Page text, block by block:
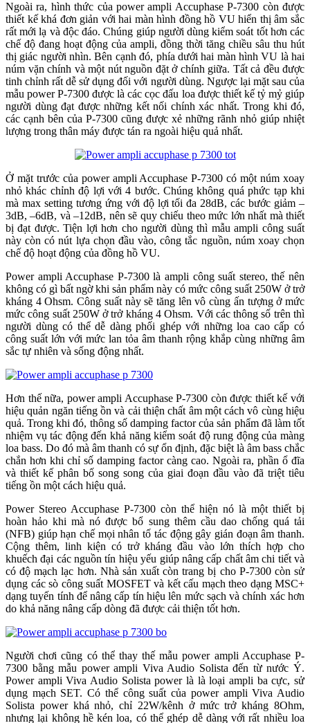
Ngoài ra, hình thức của power ampli Accuphase P-7300 còn được
thiết kế khá đơn giản với hai màn hình đồng hồ VU hiển thị âm sắc
rất mới lạ và độc đáo. Chúng giúp người dùng kiểm soát tốt hơn các
chế độ đang hoạt động của ampli, đồng thời tăng chiều sâu thu hút
thị giác người nhìn. Bên cạnh đó, phía dưới hai màn hình VU là hai
núm vặn chính và một nút nguồn đặt ở chính giữa. Tất cả đều được
tinh chỉnh rất dễ sử dụng đối với người dùng. Ngược lại mặt sau của
mẫu power P-7300 được là các cọc đấu loa được thiết kế tỷ mỷ giúp
người dùng đạt được những kết nối chính xác nhất. Trong khi đó,
các cạnh bên của P-7300 cũng được xẻ những rãnh nhỏ giúp nhiệt
lượng trong thân máy được tán ra ngoài hiệu quả nhất.
Ở mặt trước của power ampli Accuphase P-7300 có một núm xoay
nhỏ khác chỉnh độ lợi với 4 bước. Chúng không quá phức tạp khi
mà max setting tương ứng với độ lợi tối đa 28dB, các bước giảm –
3dB, –6dB, và –12dB, nên sẽ quy chiếu theo mức lớn nhất mà thiết
bị đạt được. Tiện lợi hơn cho người dùng thì mẫu ampli công suất
này còn có nút lựa chọn đầu vào, công tắc nguồn, núm xoay chọn
chế độ hoạt động của đồng hồ VU.
Power ampli Accuphase P-7300 là ampli công suất stereo, thế nên
không có gì bất ngờ khi sản phẩm này có mức công suất 250W ở trở
kháng 4 Ohsm. Công suất này sẽ tăng lên vô cùng ấn tượng ở mức
mức công suất 250W ở trở kháng 4 Ohsm. Với các thông số trên thì
người dùng có thể dễ dàng phối ghép với những loa cao cấp có
công suất lớn với mức lan tỏa âm thanh rộng khắp cùng những âm
sắc tự nhiên và sống động nhất.
Hơn thế nữa, power ampli Accuphase P-7300 còn được thiết kế với
hiệu quản ngăn tiếng ồn và cải thiện chất âm một cách vô cùng hiệu
quả. Trong khi đó, thông số damping factor của sản phẩm đã làm tốt
nhiệm vụ tác động đến khả năng kiểm soát độ rung động của màng
loa bass. Do đó mà âm thanh có sự ổn định, đặc biệt là âm bass chắc
chắn hơn khi chỉ số damping factor càng cao. Ngoài ra, phần ổ đĩa
và thiết kế phân bố song song của giai đoạn đầu vào đã triệt tiêu
tiếng ồn một cách hiệu quả.
Power Stereo Accuphase P-7300 còn thể hiện nó là một thiết bị
hoàn hảo khi mà nó được bổ sung thêm cầu dao chống quá tải
(NFB) giúp hạn chế mọi nhân tố tác động gây gián đoạn âm thanh.
Cộng thêm, linh kiện có trở kháng đầu vào lớn thích hợp cho
khuếch đại các nguồn tín hiệu yếu giúp nâng cấp chất âm chi tiết và
có độ mạch lạc hơn. Nhà sản xuất còn trang bị cho P-7300 còn sử
dụng các sò công suất MOSFET và kết cấu mạch theo dạng MSC+
dạng tuyến tính để nâng cấp tín hiệu lên mức sạch và chính xác hơn
do khả năng nâng cấp dòng đã được cải thiện tốt hơn.
Người chơi cũng có thể thay thế mẫu power ampli Accuphase P-
7300 bằng mẫu power ampli Viva Audio Solista đến từ nước Ý.
Power ampli Viva Audio Solista power là là loại ampli ba cực, sử
dụng mạch SET. Có thể công suất của power ampli Viva Audio
Solista power khá nhỏ, chỉ 22W/kênh ở mức trở kháng 8Ohm,
nhưng lại không hề kén loa, có thể ghép dễ dàng với rất nhiều loa